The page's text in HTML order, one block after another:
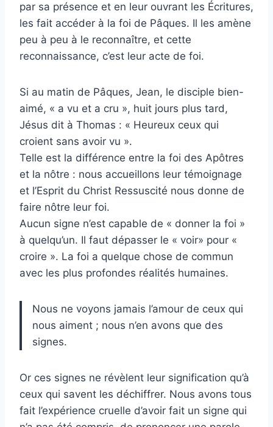
par sa présence et en leur ouvrant les Écritures,
les fait accéder à la foi de Pâques. Il les amène
peu à peu à le reconnaître, et cette
reconnaissance, c’est leur acte de foi.
Si au matin de Pâques, Jean, le disciple bien-
aimé, « a vu et a cru », huit jours plus tard,
Jésus dit à Thomas : « Heureux ceux qui
croient sans avoir vu ».
Telle est la différence entre la foi des Apôtres
et la nôtre : nous accueillons leur témoignage
et l’Esprit du Christ Ressuscité nous donne de
faire nôtre leur foi.
Aucun signe n’est capable de « donner la foi »
à quelqu’un. Il faut dépasser le « voir» pour «
croire ». La foi a quelque chose de commun
avec les plus profondes réalités humaines.
Nous ne voyons jamais l’amour de ceux qui
nous aiment ; nous n’en avons que des
signes.
Or ces signes ne révèlent leur signification qu’à
ceux qui savent les déchiffrer. Nous avons tous
fait l’expérience cruelle d’avoir fait un signe qui